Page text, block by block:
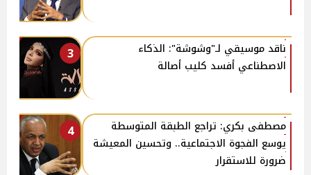
3
ناقد موسيقي لـ"وشوشة": الذكاء
الاصطناعي أفسد كليب أصالة
4
مصطفى بكري: تراجع الطبقة المتوسطة
يوسع الفجوة الاجتماعية.. وتحسين المعيشة
ضرورة للاستقرار